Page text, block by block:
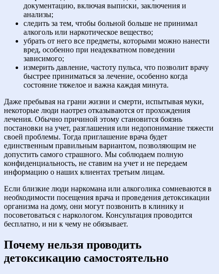
документацию, включая выписки, заключения и
анализы;
следить за тем, чтобы больной больше не принимал
алкоголь или наркотическое вещество;
убрать от него все предметы, которыми можно нанести
вред, особенно при неадекватном поведении
зависимого;
измерить давление, частоту пульса, что позволит врачу
быстрее приниматься за лечение, особенно когда
состояние тяжелое и важна каждая минута.
Даже пребывая на грани жизни и смерти, испытывая муки,
некоторые люди наотрез отказываются от прохождения
лечения. Обычно причиной этому становится боязнь
постановки на учет, разглашения или недопонимание тяжести
своей проблемы. Тогда приглашение врача будет
единственным правильным вариантом, позволяющим не
допустить самого страшного. Мы соблюдаем полную
конфиденциальность, не ставим на учет и не передаем
информацию о наших клиентах третьим лицам.
Если близкие люди наркомана или алкоголика сомневаются в
необходимости посещения врача и проведения детоксикации
организма на дому, они могут позвонить в клинику и
посоветоваться с наркологом. Консультация проводится
бесплатно, и ни к чему не обязывает.
Почему нельзя проводить
детоксикацию самостоятельно